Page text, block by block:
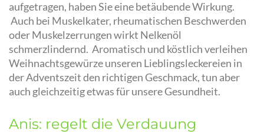
aufgetragen, haben Sie eine betäubende Wirkung.
Auch bei Muskelkater, rheumatischen Beschwerden
oder Muskelzerrungen wirkt Nelkenöl
schmerzlindernd. Aromatisch und köstlich verleihen
Weihnachtsgewürze unseren Lieblingsleckereien in
der Adventszeit den richtigen Geschmack, tun aber
auch gleichzeitig etwas für unsere Gesundheit.
Anis: regelt die Verdauung